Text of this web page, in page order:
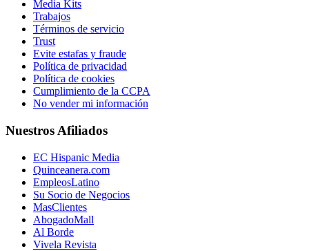
Media Kits
Trabajos
Términos de servicio
Trust
Evite estafas y fraude
Política de privacidad
Política de cookies
Cumplimiento de la CCPA
No vender mi información
Nuestros Afiliados
EC Hispanic Media
Quinceanera.com
EmpleosLatino
Su Socio de Negocios
MasClientes
AbogadoMall
Al Borde
Vivela Revista